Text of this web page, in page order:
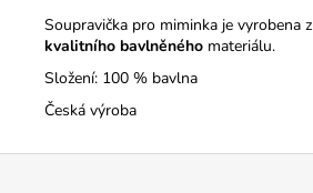
Soupravička pro miminka je vyrobena z
kvalitního bavlněného materiálu.
Složení: 100 % bavlna
Česká výroba